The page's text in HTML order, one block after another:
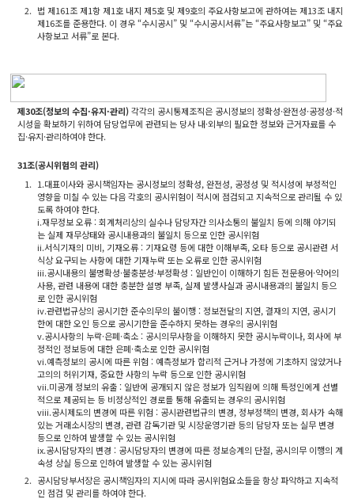
2. 법 제161조 제1항 제1호 내지 제5호 및 제9호의 주요사항보고에 관하여는 제13조 내지
제16조를 준용한다. 이 경우 “수시공시” 및 “수시공시서류”는 “주요사항보고” 및 “주요
사항보고 서류”로 본다.
제30조(정보의 수집·유지·관리)각각의 공시통제조직은 공시정보의 정확성·완전성·공정성·적
시성을 확보하기 위하여 담당업무에 관련되는 당사 내·외부의 필요한 정보와 근거자료를 수
집·유지·관리하여야 한다.
31조(공시위험의 관리)
1. 1.대표이사와 공시책임자는 공시정보의 정확성, 완전성, 공정성 및 적시성에 부정적인
영향을 미칠 수 있는 다음 각호의 공시위험이 적시에 점검되고 지속적으로 관리될 수 있
도록 하여야 한다.
i.재무정보 오류 : 회계처리상의 실수나 담당자간 의사소통의 불일치 등에 의해 야기되
는 실제 재무상태와 공시내용과의 불일치 등으로 인한 공시위험
ii.서식기재의 미비, 기재오류 : 기재요령 등에 대한 이해부족, 오타 등으로 공시관련 서
식상 요구되는 사항에 대한 기재누락 또는 오류로 인한 공시위험
iii.공시내용의 불명확성·불충분성·부정확성 : 일반인이 이해하기 힘든 전문용어·약어의
사용, 관련 내용에 대한 충분한 설명 부족, 실제 발생사실과 공시내용과의 불일치 등으
로 인한 공시위험
iv.관련법규상의 공시기한 준수의무의 불이행 : 정보전달의 지연, 결재의 지연, 공시기
한에 대한 오인 등으로 공시기한을 준수하지 못하는 경우의 공시위험
v.공시사항의 누락·은폐·축소 : 공시의무사항을 이해하지 못한 공시누락이나, 회사에 부
정적인 정보등에 대한 은폐·축소로 인한 공시위험
vi.예측정보의 공시에 따른 위험 : 예측정보가 합리적 근거나 가정에 기초하지 않았거나
고의의 허위기재, 중요한 사항의 누락 등으로 인한 공시위험
vii.미공개 정보의 유출 : 일반에 공개되지 않은 정보가 임직원에 의해 특정인에게 선별
적으로 제공되는 등 비정상적인 경로를 통해 유출되는 경우의 공시위험
viii.공시제도의 변경에 따른 위험 : 공시관련법규의 변경, 정부정책의 변경, 회사가 속해
있는 거래소시장의 변경, 관련 감독기관 및 시장운영기관 등의 담당자 또는 실무 변경
등으로 인하여 발생할 수 있는 공시위험
ix.공시담당자의 변경 : 공시담당자의 변경에 따른 정보승계의 단절, 공시의무 이행의 계
속성 상실 등으로 인하여 발생할 수 있는 공시위험
2. 공시담당부서장은 공시책임자의 지시에 따라 공시위험요소들을 항상 파악하고 지속적
인 점검 및 관리를 하여야 한다.